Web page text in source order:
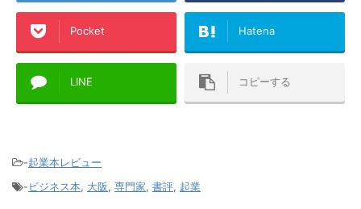
Pocket Hatena
LINE コピーする
-起業本レビュー
-ビジネス本, 大阪, 専門家, 書評, 起業